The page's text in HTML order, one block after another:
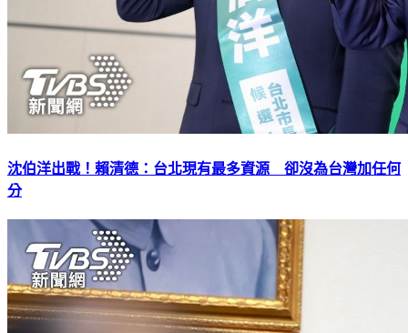
沈伯洋出戰！賴清德：台北現有最多資源 卻沒為台灣加任何
分